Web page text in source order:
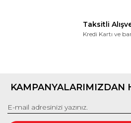
Taksitli
Kredi Kartı ve
KAMPANYALARIMIZDAN